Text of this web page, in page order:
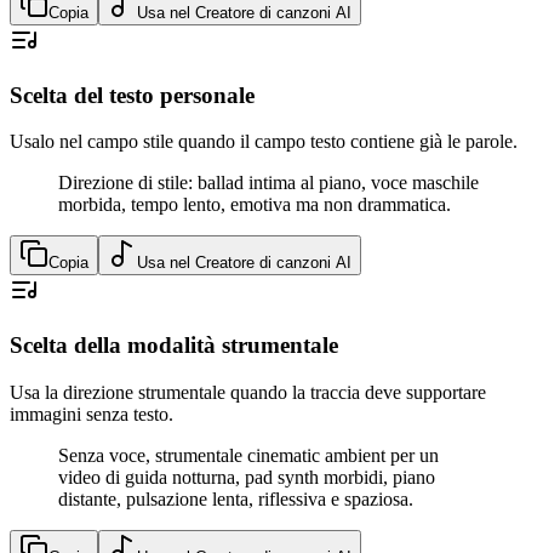
Copia Usa nel Creatore di canzoni AI
Scelta del testo personale
Usalo nel campo stile quando il campo testo contiene già le parole.
Direzione di stile: ballad intima al piano, voce maschile
morbida, tempo lento, emotiva ma non drammatica.
Copia Usa nel Creatore di canzoni AI
Scelta della modalità strumentale
Usa la direzione strumentale quando la traccia deve supportare
immagini senza testo.
Senza voce, strumentale cinematic ambient per un
video di guida notturna, pad synth morbidi, piano
distante, pulsazione lenta, riflessiva e spaziosa.